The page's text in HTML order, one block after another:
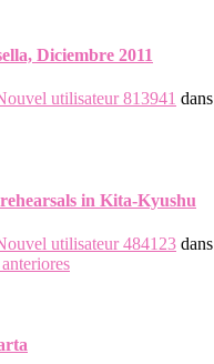
Diciembre 2011
utilisateur 813941 dans
in Kita-Kyushu
utilisateur 484123 dans